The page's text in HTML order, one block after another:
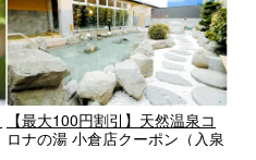
【最大100円割引】天然温泉コ
ロナの湯 小倉店クーポン（入泉